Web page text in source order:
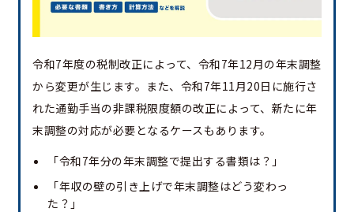
令和7年度の税制改正によって、令和7年12月の年末調整
から変更が生じます。また、令和7年11月20日に施行さ
れた通勤手当の非課税限度額の改正によって、新たに年
末調整の対応が必要となるケースもあります。
「令和7年分の年末調整で提出する書類は？」
「年収の壁の引き上げで年末調整はどう変わっ
た？」